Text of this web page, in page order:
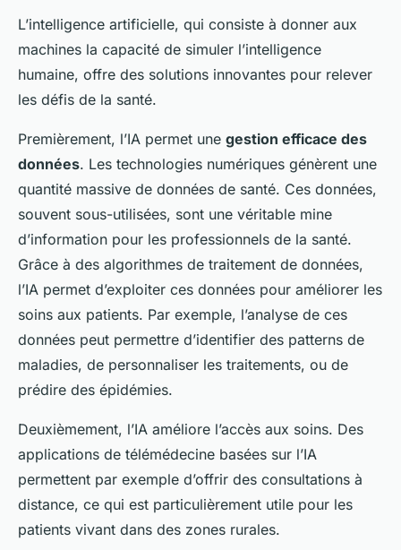
L’intelligence artificielle, qui consiste à donner aux
machines la capacité de simuler l’intelligence
humaine, offre des solutions innovantes pour relever
les défis de la santé.
Premièrement, l’IA permet une gestion efficace des
données. Les technologies numériques génèrent une
quantité massive de données de santé. Ces données,
souvent sous-utilisées, sont une véritable mine
d’information pour les professionnels de la santé.
Grâce à des algorithmes de traitement de données,
l’IA permet d’exploiter ces données pour améliorer les
soins aux patients. Par exemple, l’analyse de ces
données peut permettre d’identifier des patterns de
maladies, de personnaliser les traitements, ou de
prédire des épidémies.
Deuxièmement, l’IA améliore l’accès aux soins. Des
applications de télémédecine basées sur l’IA
permettent par exemple d’offrir des consultations à
distance, ce qui est particulièrement utile pour les
patients vivant dans des zones rurales.